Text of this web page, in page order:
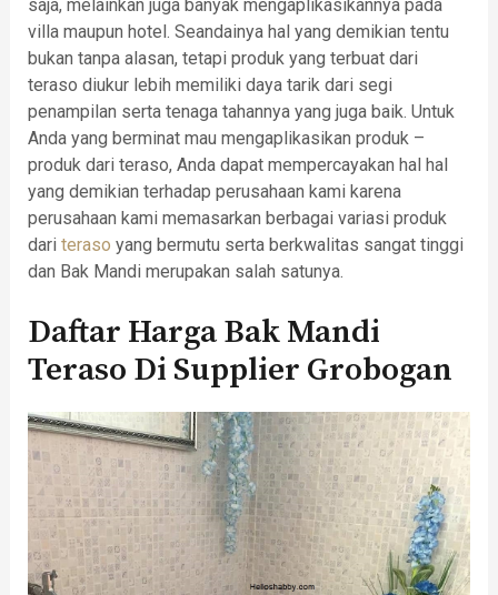
saja, melainkan juga banyak mengaplikasikannya pada
villa maupun hotel. Seandainya hal yang demikian tentu
bukan tanpa alasan, tetapi produk yang terbuat dari
teraso diukur lebih memiliki daya tarik dari segi
penampilan serta tenaga tahannya yang juga baik. Untuk
Anda yang berminat mau mengaplikasikan produk –
produk dari teraso, Anda dapat mempercayakan hal hal
yang demikian terhadap perusahaan kami karena
perusahaan kami memasarkan berbagai variasi produk
dari teraso yang bermutu serta berkwalitas sangat tinggi
dan Bak Mandi merupakan salah satunya.
Daftar Harga Bak Mandi
Teraso Di Supplier Grobogan